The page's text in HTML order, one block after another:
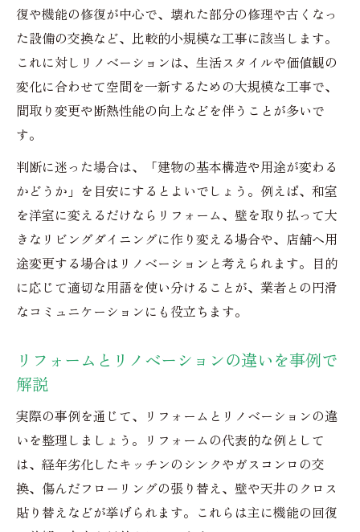
復や機能の修復が中心で、壊れた部分の修理や古くなっ
た設備の交換など、比較的小規模な工事に該当します。
これに対しリノベーションは、生活スタイルや価値観の
変化に合わせて空間を一新するための大規模な工事で、
間取り変更や断熱性能の向上などを伴うことが多いで
す。
判断に迷った場合は、「建物の基本構造や用途が変わる
かどうか」を目安にするとよいでしょう。例えば、和室
を洋室に変えるだけならリフォーム、壁を取り払って大
きなリビングダイニングに作り変える場合や、店舗へ用
途変更する場合はリノベーションと考えられます。目的
に応じて適切な用語を使い分けることが、業者との円滑
なコミュニケーションにも役立ちます。
リフォームとリノベーションの違いを事例で
解説
実際の事例を通じて、リフォームとリノベーションの違
いを整理しましょう。リフォームの代表的な例として
は、経年劣化したキッチンのシンクやガスコンロの交
換、傷んだフローリングの張り替え、壁や天井のクロス
貼り替えなどが挙げられます。これらは主に機能の回復